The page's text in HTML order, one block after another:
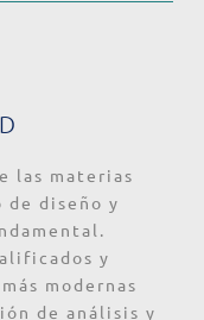
las materias
de diseño y
y
modernas
de análisis y